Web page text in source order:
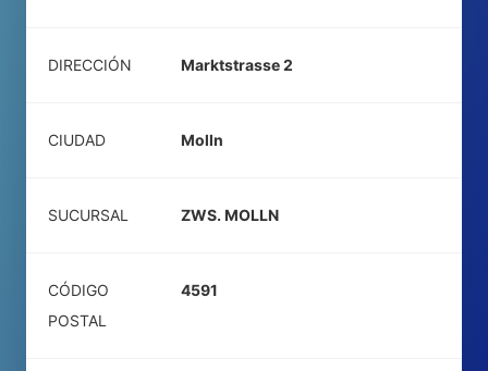
DIRECCIÓN Marktstrasse 2
CIUDAD Molln
SUCURSAL ZWS. MOLLN
CÓDIGO
POSTAL
4591